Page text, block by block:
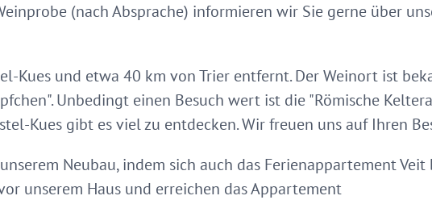
(nach Absprache) informieren wir Sie gerne über
Kues und etwa 40 km von Trier entfernt. Der Weinort ist
Unbedingt einen Besuch wert ist die "Römische
Kues gibt es viel zu entdecken. Wir freuen uns auf Ihren
Neubau, indem sich auch das Ferienappartement Veit
unserem Haus und erreichen das Appartement